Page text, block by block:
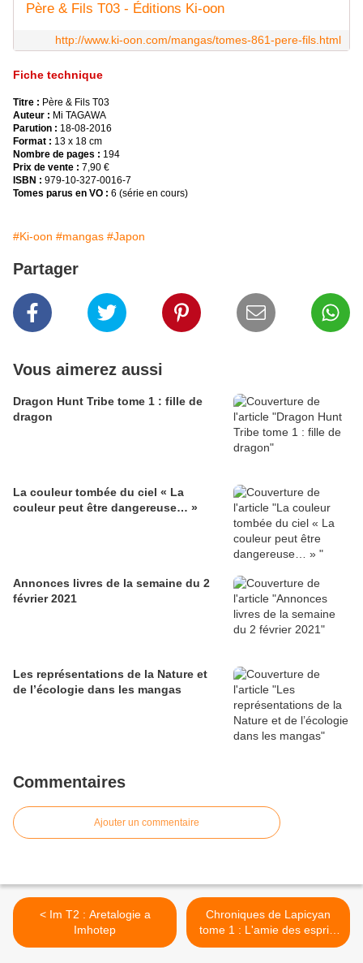
Père & Fils T03 - Éditions Ki-oon
http://www.ki-oon.com/mangas/tomes-861-pere-fils.html
Fiche technique
Titre : Père & Fils T03
Auteur : Mi TAGAWA
Parution : 18-08-2016
Format : 13 x 18 cm
Nombre de pages : 194
Prix de vente : 7,90 €
ISBN : 979-10-327-0016-7
Tomes parus en VO : 6 (série en cours)
#Ki-oon #mangas #Japon
Partager
Vous aimerez aussi
Dragon Hunt Tribe tome 1 : fille de
dragon
La couleur tombée du ciel « La
couleur peut être dangereuse… »
Annonces livres de la semaine du 2
février 2021
Les représentations de la Nature et
de l’écologie dans les mangas
Commentaires
Ajouter un commentaire
< Im T2 : Aretalogie a
Imhotep
Chroniques de Lapicyan
tome 1 : L'amie des esprits
>